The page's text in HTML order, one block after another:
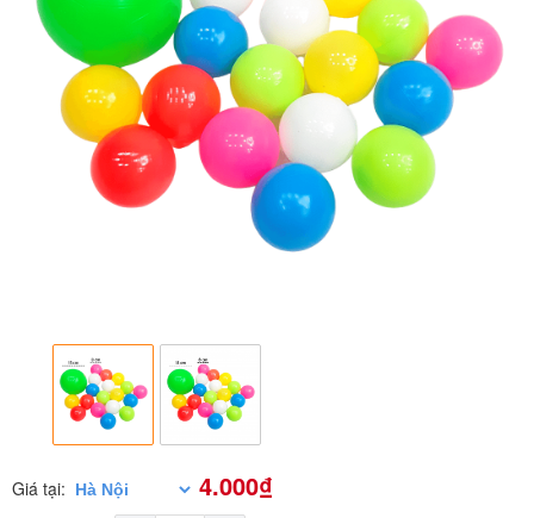
Giá tại: 4.000₫